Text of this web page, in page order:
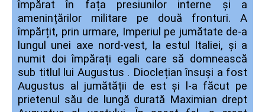
împărat în fața presiunilor interne și a
amenințărilor militare pe două fronturi. A
împărțit, prin urmare, Imperiul pe jumătate de-a
lungul unei axe nord-vest, la estul Italiei, și a
numit doi împărați egali care să domnească
sub titlul lui Augustus . Dioclețian însuși a fost
Augustus al jumătății de est și l-a făcut pe
prietenul său de lungă durată Maximian drept